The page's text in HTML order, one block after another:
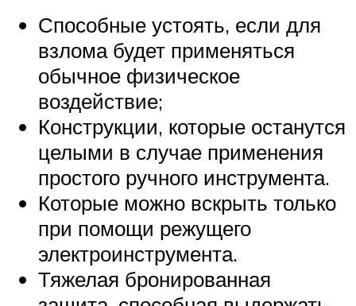
Способные устоять, если для
взлома будет применяться
обычное физическое
воздействие;
Конструкции, которые останутся
целыми в случае применения
простого ручного инструмента.
Которые можно вскрыть только
при помощи режущего
электроинструмента.
Тяжелая бронированная